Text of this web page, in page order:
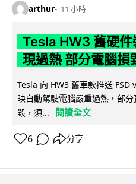
arthur 11 小時
Tesla HW3 舊硬
現過熱 部分電腦損
Tesla 向 HW3 舊車款推送 FSD
映自動駕駛電腦嚴重過熱，部
毀，須...
閱讀全文
6 分享